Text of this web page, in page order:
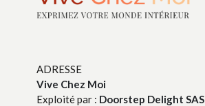
ADRESSE
Vive Chez Moi
Exploité par : Doorstep Delight SAS